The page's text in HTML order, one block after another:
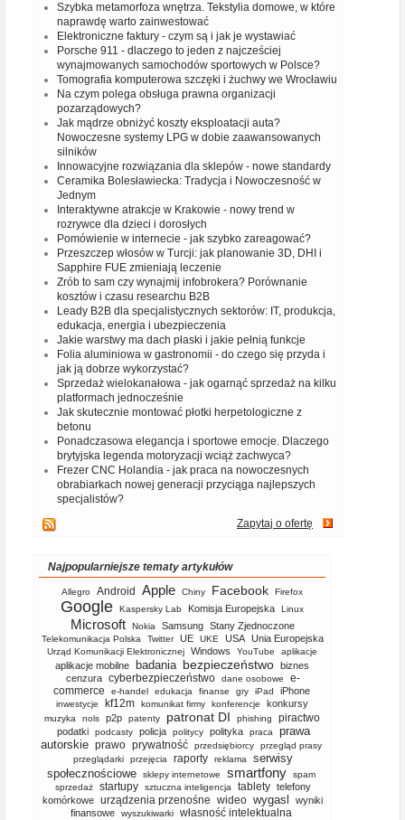
Szybka metamorfoza wnętrza. Tekstylia domowe, w które
naprawdę warto zainwestować
Elektroniczne faktury - czym są i jak je wystawiać
Porsche 911 - dlaczego to jeden z najcześciej
wynajmowanych samochodów sportowych w Polsce?
Tomografia komputerowa szczęki i żuchwy we Wrocławiu
Na czym polega obsługa prawna organizacji
pozarządowych?
Jak mądrze obniżyć koszty eksploatacji auta?
Nowoczesne systemy LPG w dobie zaawansowanych
silników
Innowacyjne rozwiązania dla sklepów - nowe standardy
Ceramika Bolesławiecka: Tradycja i Nowoczesność w
Jednym
Interaktywne atrakcje w Krakowie - nowy trend w
rozrywce dla dzieci i dorosłych
Pomówienie w internecie - jak szybko zareagować?
Przeszczep włosów w Turcji: jak planowanie 3D, DHI i
Sapphire FUE zmieniają leczenie
Zrób to sam czy wynajmij infobrokera? Porównanie
kosztów i czasu researchu B2B
Leady B2B dla specjalistycznych sektorów: IT, produkcja,
edukacja, energia i ubezpieczenia
Jakie warstwy ma dach płaski i jakie pełnią funkcje
Folia aluminiowa w gastronomii - do czego się przyda i
jak ją dobrze wykorzystać?
Sprzedaż wielokanałowa - jak ogarnąć sprzedaż na kilku
platformach jednocześnie
Jak skutecznie montować płotki herpetologiczne z
betonu
Ponadczasowa elegancja i sportowe emocje. Dlaczego
brytyjska legenda motoryzacji wciąż zachwyca?
Frezer CNC Holandia - jak praca na nowoczesnych
obrabiarkach nowej generacji przyciąga najlepszych
specjalistów?
Zapytaj o ofertę
Najpopularniejsze tematy artykułów
Allegro Android Apple Chiny Facebook Firefox
Google Kaspersky Lab Komisja Europejska Linux
Microsoft Nokia Samsung Stany Zjednoczone
Telekomunikacja Polska Twitter UE UKE USA Unia Europejska
Urząd Komunikacji Elektronicznej Windows YouTube aplikacje
aplikacje mobilne badania bezpieczeństwo biznes
cenzura cyberbezpieczeństwo dane osobowe
e-
commerce
e-handel edukacja finanse gry iPad iPhone
inwestycje kf12m komunikat firmy konferencje konkursy
muzyka nols p2p patenty patronat DI phishing piractwo
podatki podcasty policja politycy polityka praca
prawa
autorskie prawo prywatność przedsiębiorcy
przegląd prasy
przeglądarki
przejęcia raporty reklama
serwisy
społecznościowe
sklepy internetowe smartfony
spam
sprzedaż
startupy sztuczna inteligencja tablety telefony
komórkowe
urządzenia przenośne wideo wygasl
wyniki
finansowe
wyszukiwarki własność intelektualna